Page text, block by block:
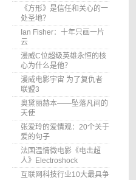
《方形》是信任和关心的一
处圣地？
Ian Fisher：十年只画一片
云
漫威C位超级英雄永恒的核
心为什么是他？
漫威电影宇宙 为了复仇者
联盟3
奥黛丽赫本——坠落凡间的
天使
张爱玲的爱情观：20个关于
爱的句子
法国温情微电影《电击超
人》Electroshock
互联网科技行业10大最具争